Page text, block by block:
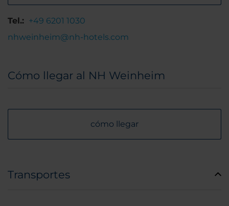
Tel.: +49 6201 1030
nhweinheim@nh-hotels.com
Cómo llegar al NH Weinheim
cómo llegar
Transportes